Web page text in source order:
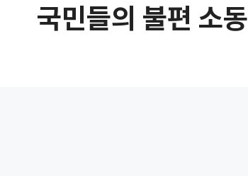
국민들의 불편 소동